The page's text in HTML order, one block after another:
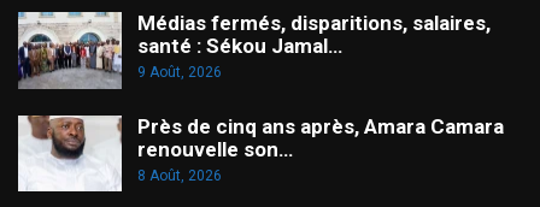
Médias fermés, disparitions, salaires,
santé : Sékou Jamal…
9 Août, 2026
Près de cinq ans après, Amara Camara
renouvelle son…
8 Août, 2026